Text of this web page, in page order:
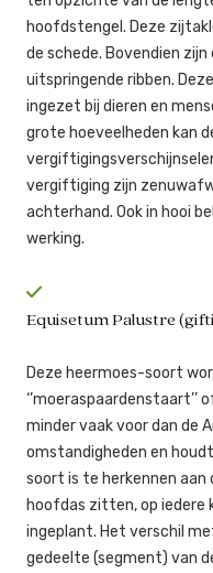
hoofdstengel. Deze
de schede. Bovendien
uitspringende ribben.
ingezet bij dieren en
grote hoeveelheden kan
vergiftiging zijn
achterhand. Ook in hooi
werking.
Equisetum Palustre
Deze heermoes-soort
‘’moeraspaardenstaart’’
minder vaak voor dan de
omstandigheden en
soort is te herkennen aan
hoofdas zitten, op iedere
ingeplant. Het verschil
gedeelte (segment) van